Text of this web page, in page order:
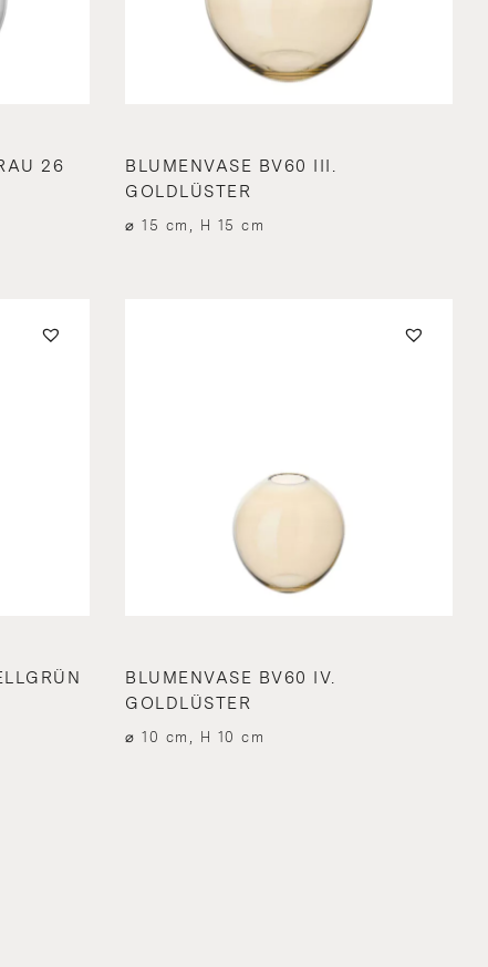
26
BLUMENVASE BV60 III.
GOLDLÜSTER
⌀ 15 cm, H 15 cm
BLUMENVASE BV60 IV.
GOLDLÜSTER
⌀ 10 cm, H 10 cm